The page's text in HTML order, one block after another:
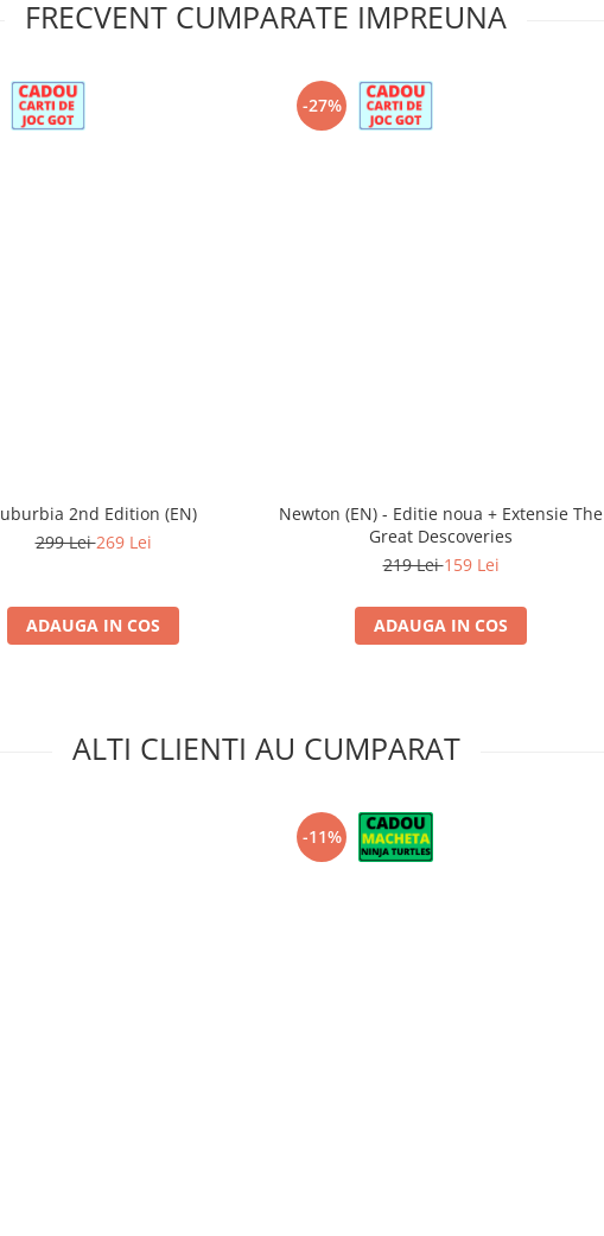
FRECVENT CUMPARATE IMPREUNA
2nd Edition (EN)
299 Lei269 Lei
ADAUGA IN COS
-27%
Newton (EN) - Editie noua + Extensie The
Great Descoveries
219 Lei159 Lei
ADAUGA IN COS
ALTI CLIENTI AU CUMPARAT
-11%